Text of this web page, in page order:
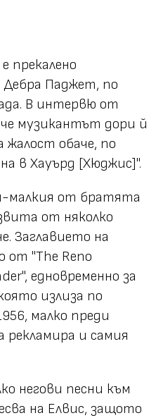
прекалено
Паджет, по
В интервю от
музикантът дори й
жалост обаче, по
в Хауърд [Хюджис]".
малкия от братята
от няколко
Заглавието на
от "The Reno
едновременно за
излиза по
малко преди
и самия
негови песни към
на Елвис, защото